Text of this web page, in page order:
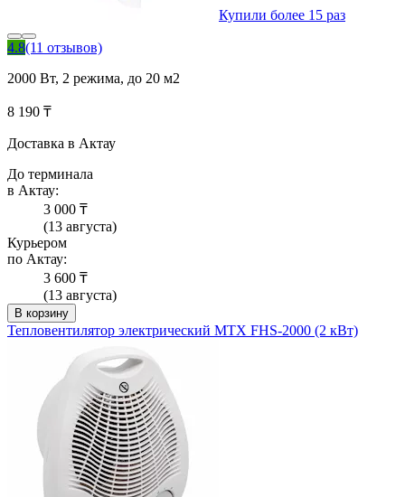
Купили более 15 раз
4.8(11 отзывов)
2000 Вт, 2 режима, до 20 м2
8 190 ₸
Доставка в Актау
До терминала
в Актау:
3 000 ₸
(13 августа)
Курьером
по Актау:
3 600 ₸
(13 августа)
В корзину
Тепловентилятор электрический MTX FHS-2000 (2 кВт)